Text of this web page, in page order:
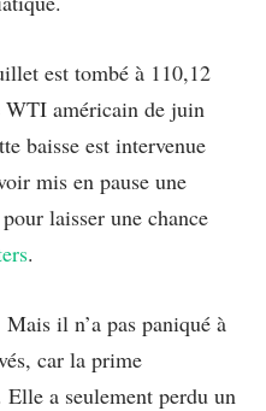
est tombé à 110,12
américain de juin
baisse est intervenue
mis en pause une
laisser une chance
.
il n’a pas paniqué à
car la prime
a seulement perdu un